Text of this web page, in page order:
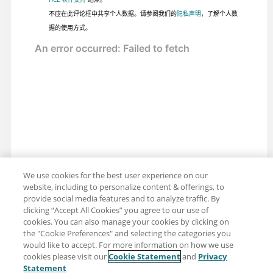
不应在此评论框中共享个人数据。请参阅我们的隐私声明，了解个人数
据的使用方式。
分享：电子邮件
推特
We use cookies for the best user experience on our
website, including to personalize content & offerings, to
provide social media features and to analyze traffic. By
clicking “Accept All Cookies” you agree to our use of
cookies. You can also manage your cookies by clicking on
the "Cookie Preferences" and selecting the categories you
would like to accept. For more information on how we use
cookies please visit ourCookie Statementand Privacy
Statement